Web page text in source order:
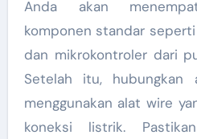
Anda akan
komponen standar
dan mikrokontroler dari
Setelah itu, hubungkan
menggunakan alat wire
koneksi listrik.